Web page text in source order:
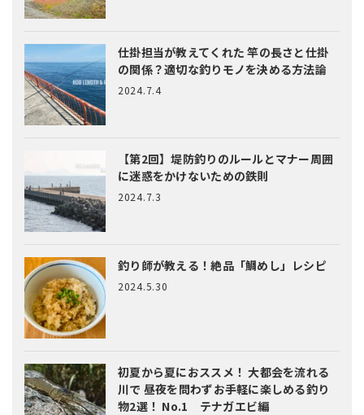
仕掛担当が教えてくれた竿の長さと仕掛
の関係？適切な釣りモノを決める方法論
2024.7.4
【第2回】堤防釣りのルールとマナー周囲
に迷惑をかけないための鉄則
2024.7.3
釣り師が教える！絶品「鯛めし」レシピ
2024.5.30
初夏から夏におススメ！ 大都会を流れる
川で 昼夜を問わずお手軽に楽しめる釣り
物2選！ No.1 テナガエビ編